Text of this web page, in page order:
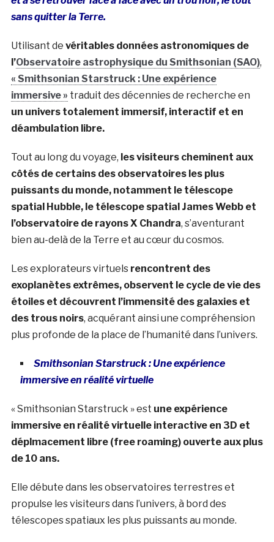
sans quitter la Terre.
Utilisant de véritables données astronomiques de
l’Observatoire astrophysique du Smithsonian (SAO),
« Smithsonian Starstruck : Une expérience
immersive » traduit des décennies de recherche en
un univers totalement immersif, interactif et en
déambulation libre.
Tout au long du voyage, les visiteurs cheminent aux
côtés de certains des observatoires les plus
puissants du monde, notamment le télescope
spatial Hubble, le télescope spatial James Webb et
l’observatoire de rayons X Chandra, s’aventurant
bien au-delà de la Terre et au cœur du cosmos.
Les explorateurs virtuels rencontrent des
exoplanètes extrêmes, observent le cycle de vie des
étoiles et découvrent l’immensité des galaxies et
des trous noirs, acquérant ainsi une compréhension
plus profonde de la place de l’humanité dans l’univers.
Smithsonian Starstruck : Une expérience
immersive en réalité virtuelle
« Smithsonian Starstruck » est une expérience
immersive en réalité virtuelle interactive en 3D et
déplmacement libre (free roaming) ouverte aux plus
de 10 ans.
Elle débute dans les observatoires terrestres et
propulse les visiteurs dans l’univers, à bord des
télescopes spatiaux les plus puissants au monde.